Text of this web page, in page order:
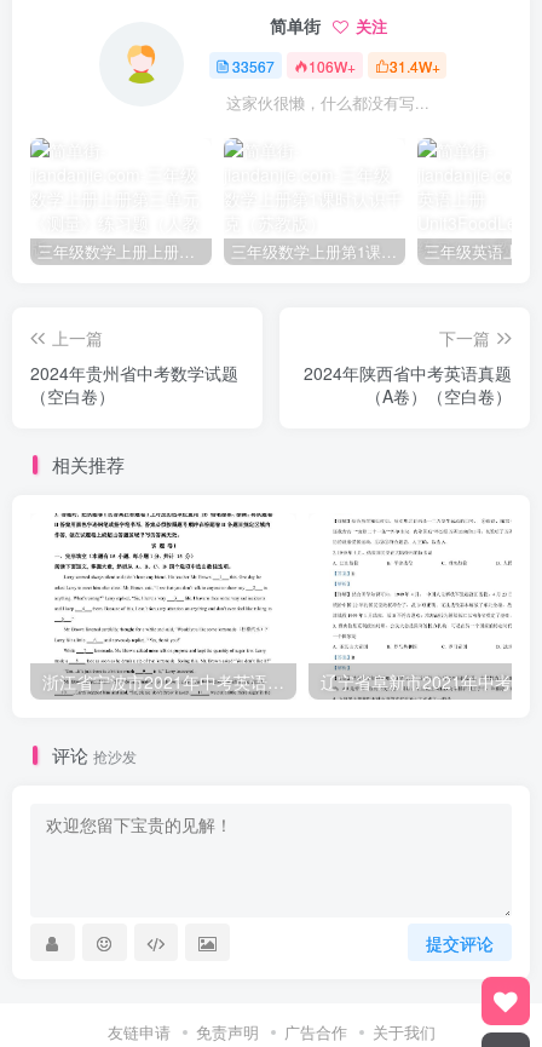
简单街 关注
33567 106W+ 31.4W+
这家伙很懒，什么都没有写...
三年级数学上册上册第三单元《测量》练习题（人教版） 三年级数学上册第1课时认识千克（苏教版）
上一篇
2024年贵州省中考数学试题
（空白卷）
下一篇
2024年陕西省中考英语真题
（A卷）（空白卷）
相关推荐
浙江省宁波市2021年中考英语试题（含答案）
评论 抢沙发
提交评论
友链申请 免责声明 广告合作 关于我们